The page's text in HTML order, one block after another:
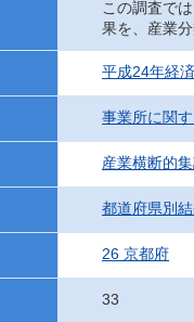
この調査で
果を、産業
平成24年経
事業所に関
産業横断的
都道府県別
26 京都府
33